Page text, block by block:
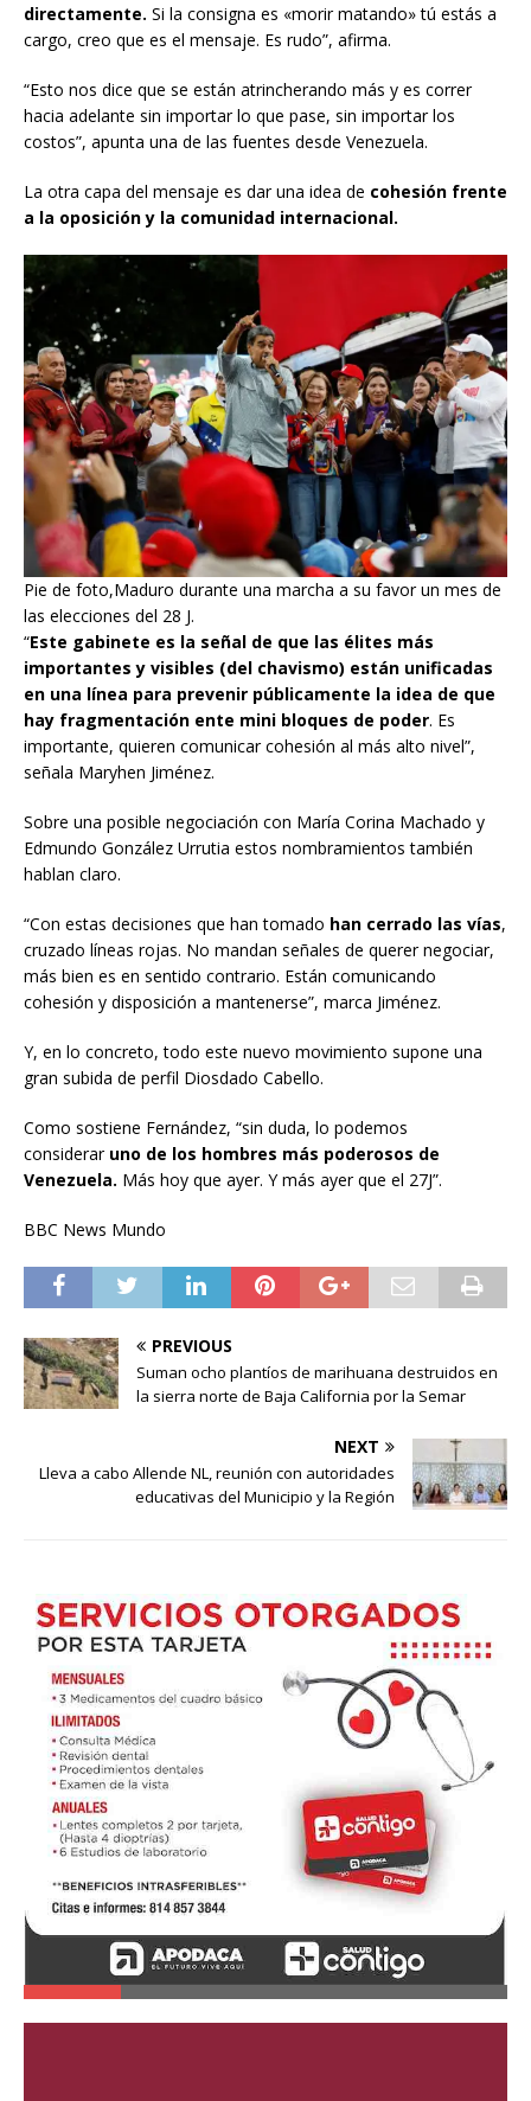
directamente. Si la consigna es «morir matando» tú estás a
cargo, creo que es el mensaje. Es rudo”, afirma.
“Esto nos dice que se están atrincherando más y es correr
hacia adelante sin importar lo que pase, sin importar los
costos”, apunta una de las fuentes desde Venezuela.
La otra capa del mensaje es dar una idea de cohesión frente
a la oposición y la comunidad internacional.
Pie de foto,Maduro durante una marcha a su favor un mes de
las elecciones del 28 J.
“Este gabinete es la señal de que las élites más
importantes y visibles (del chavismo) están unificadas
en una línea para prevenir públicamente la idea de que
hay fragmentación ente mini bloques de poder. Es
importante, quieren comunicar cohesión al más alto nivel”,
señala Maryhen Jiménez.
Sobre una posible negociación con María Corina Machado y
Edmundo González Urrutia estos nombramientos también
hablan claro.
“Con estas decisiones que han tomado han cerrado las vías,
cruzado líneas rojas. No mandan señales de querer negociar,
más bien es en sentido contrario. Están comunicando
cohesión y disposición a mantenerse”, marca Jiménez.
Y, en lo concreto, todo este nuevo movimiento supone una
gran subida de perfil Diosdado Cabello.
Como sostiene Fernández, “sin duda, lo podemos
consideraruno de los hombres más poderosos de
Venezuela. Más hoy que ayer. Y más ayer que el 27J”.
BBC News Mundo
PREVIOUS
Suman ocho plantíos de marihuana destruidos en
la sierra norte de Baja California por la Semar
NEXT
Lleva a cabo Allende NL, reunión con autoridades
educativas del Municipio y la Región